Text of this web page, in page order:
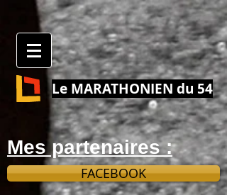
Le MARATHONIEN du 54
Mes partenaires :
FACEBOOK